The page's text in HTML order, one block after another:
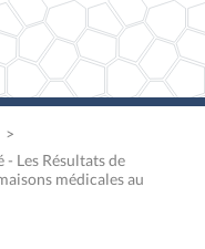
Les Résultats de
médicales au